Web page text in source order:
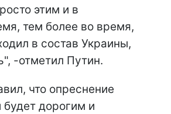
этим и в
тем более во время,
в состав Украины,
-отметил Путин.
что опреснение
дорогим и